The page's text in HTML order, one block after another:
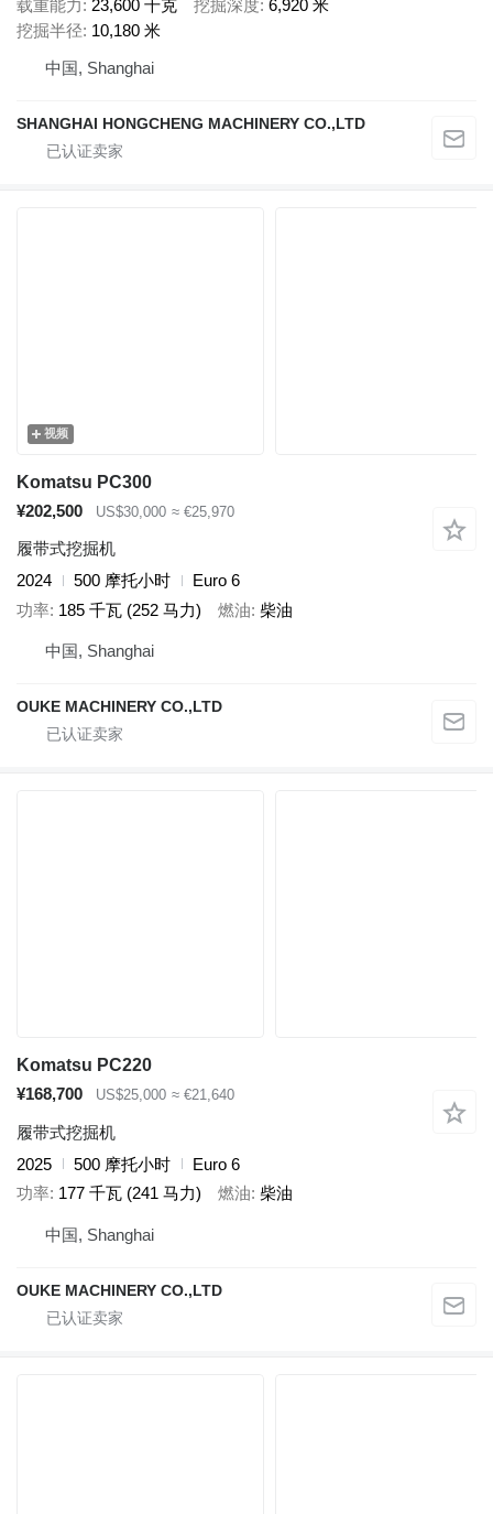
载重能力 23,600 千克 挖掘深度 6,920 米
挖掘半径 10,180 米
中国, Shanghai
SHANGHAI HONGCHENG MACHINERY CO.,LTD
视频
Komatsu PC300
¥202,500
US$30,000 ≈ €25,970
履带式挖掘机
2024
500 摩托小时
Euro 6
功率 185 千瓦 (252 马力) 燃油 柴油
中国, Shanghai
OUKE MACHINERY CO.,LTD
Komatsu PC220
¥168,700
US$25,000 ≈ €21,640
履带式挖掘机
2025
500 摩托小时
Euro 6
功率 177 千瓦 (241 马力) 燃油 柴油
中国, Shanghai
OUKE MACHINERY CO.,LTD